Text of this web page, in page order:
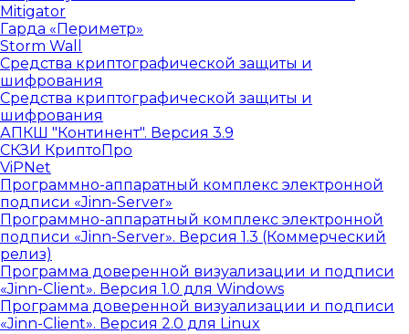
Mitigator
Гарда «Периметр»
Storm Wall
Средства криптографической защиты и
шифрования
Средства криптографической защиты и
шифрования
АПКШ "Континент". Версия 3.9
СКЗИ КриптоПро
ViPNet
Программно-аппаратный комплекс электронной
подписи «Jinn-Server»
Программно-аппаратный комплекс электронной
подписи «Jinn-Server». Версия 1.3 (Коммерческий
релиз)
Программа доверенной визуализации и подписи
«Jinn-Client». Версия 1.0 для Windows
Программа доверенной визуализации и подписи
«Jinn-Client». Версия 2.0 для Linux